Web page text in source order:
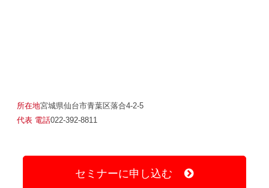
所在地宮城県仙台市青葉区落合4-2-5
代表 電話022-392-8811
セミナーに申し込む